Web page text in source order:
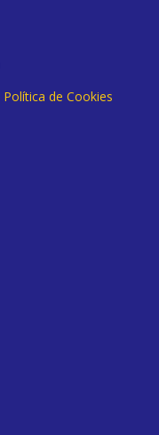
Política de Cookies